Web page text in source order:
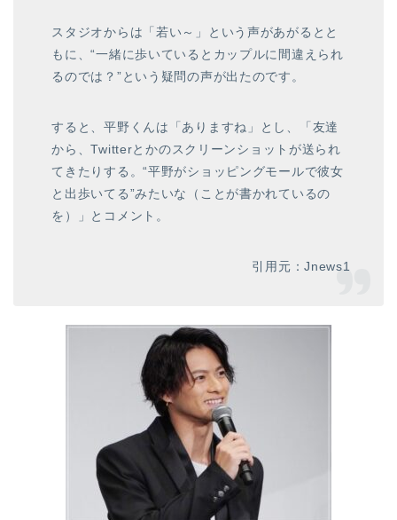
スタジオからは「若い～」という声があがるとと
もに、“一緒に歩いているとカップルに間違えられ
るのでは？”という疑問の声が出たのです。
すると、平野くんは「ありますね」とし、「友達
から、Twitterとかのスクリーンショットが送られ
てきたりする。“平野がショッピングモールで彼女
と出歩いてる”みたいな（ことが書かれているの
を）」とコメント。
引用元：Jnews1